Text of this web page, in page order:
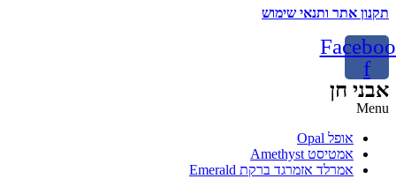
תקנון אתר ותנאי שימוש
f
אבני חן
Menu
אופל Opal
אמטיסט Amethyst
אמרלד אזמרגד ברקת Emerald